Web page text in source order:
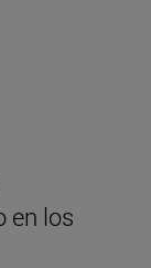
en los